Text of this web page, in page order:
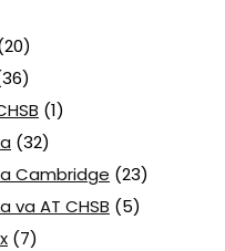
(1)
(32)
Cambridge (23)
va AT CHSB (5)
(7)